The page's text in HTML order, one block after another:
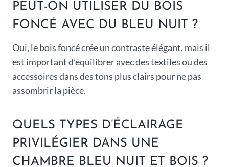
PEUT-ON UTILISER DU BOIS
FONCÉ AVEC DU BLEU NUIT ?
Oui, le bois foncé crée un contraste élégant, mais il
est important d’équilibrer avec des textiles ou des
accessoires dans des tons plus clairs pour ne pas
assombrir la pièce.
QUELS TYPES D’ÉCLAIRAGE
PRIVILÉGIER DANS UNE
CHAMBRE BLEU NUIT ET BOIS ?